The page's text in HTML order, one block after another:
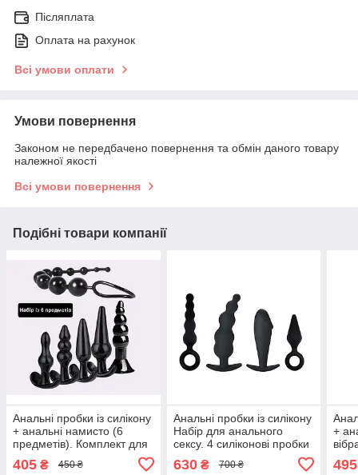
Післяплата
Оплата на рахунок
Всі умови оплати
Умови повернення
Законом не передбачено повернення та обмін даного товару
належної якості
Всі умови повернення
Подібні товари компанії
Анальні пробки із силікону
+ анальні намисто (6
предметів). Комплект для
405 ₴ 450 ₴
Анальні пробки із силікону
Набір для анального
сексу. 4 силіконові пробки
630₴ 700 ₴
+
495